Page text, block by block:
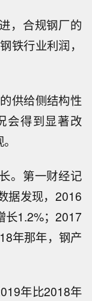
，合规钢厂的
铁行业利润，
供给侧结构性
会得到显著改
。第一财经记
据发现，2016
长1.2%；2017
年那年，钢产
年比2018年